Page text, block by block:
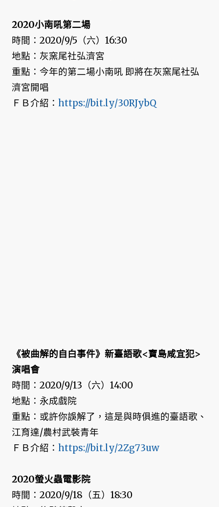
2020小南吼第二場
時間：2020/9/5（六）16:30
地點：灰窯尾社弘濟宮
重點：今年的第二場小南吼 即將在灰窯尾社弘
濟宮開唱
ＦＢ介紹： https://bit.ly/30RJybQ
《被曲解的自白事件》新臺語歌<寶島咸宜犯>
演唱會
時間：2020/9/13（六）14:00
地點：永成戲院
重點：或許你誤解了，這是與時俱進的臺語歌、
江育達/農村武裝青年
ＦＢ介紹： https://bit.ly/2Zg73uw
2020螢火蟲電影院
時間：2020/9/18（五）18:30